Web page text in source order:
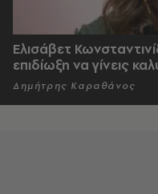
Ελισάβετ
επιδίωξη να γίνεις
Δημήτρης Καραθάνος